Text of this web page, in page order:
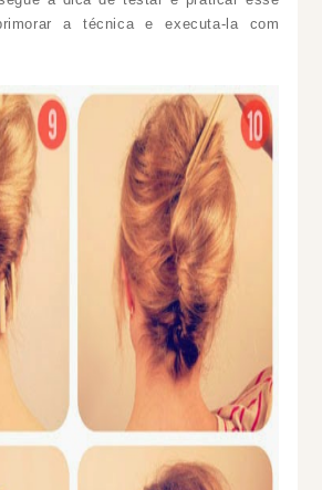
a técnica e executa-la com